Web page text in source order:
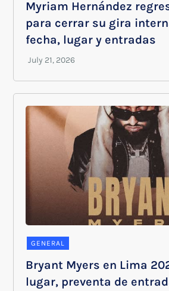
Myriam Hernández
para cerrar su gira
fecha, lugar y entradas
GENERAL
Bryant Myers en Lima
lugar, preventa de